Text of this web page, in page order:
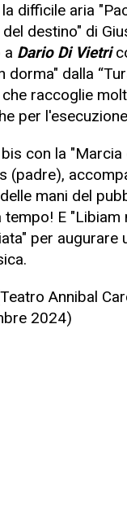
difficile aria
destino" di
a Dario Di Vietri
dorma" dalla
raccoglie
per
con la "Marcia
(padre),
mani del
E "Libiam
per augurare
Annibal
2024)